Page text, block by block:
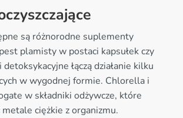
są różnorodne suplementy
plamisty w postaci kapsułek czy
łączą działanie kilku
w wygodnej formie. Chlorella i
w składniki odżywcze, które
ciężkie z organizmu.